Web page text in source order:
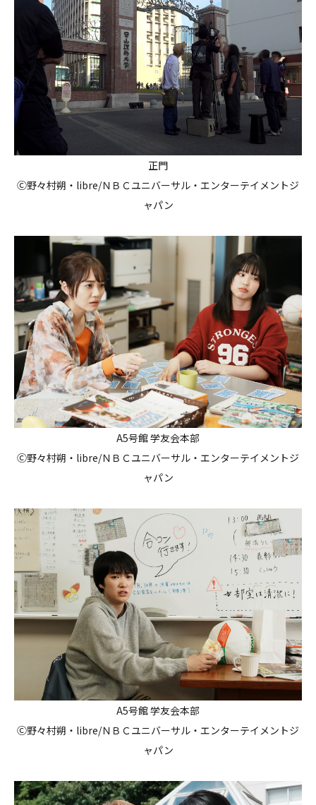
正門
Ⓒ野々村朔・libre/ＮＢＣユニバーサル・エンターテイメントジ
ャパン
A5号館 学友会本部
Ⓒ野々村朔・libre/ＮＢＣユニバーサル・エンターテイメントジ
ャパン
A5号館 学友会本部
Ⓒ野々村朔・libre/ＮＢＣユニバーサル・エンターテイメントジ
ャパン